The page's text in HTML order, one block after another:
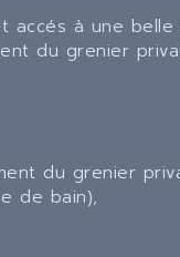
accés à une belle
du grenier
du grenier
de bain),